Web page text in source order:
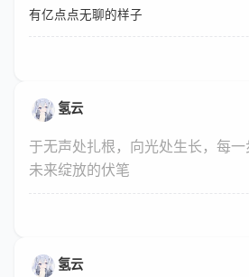
有亿点点无聊的样子
氢云
于无声处扎根，向光处生长，每
未来绽放的伏笔
氢云